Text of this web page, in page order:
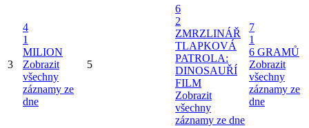
3
4
1
MILION
Zobrazit
všechny
záznamy ze
dne
5
6
2
ZMRZLINÁŘ
TLAPKOVÁ
PATROLA:
DINOSAUŘÍ
FILM
Zobrazit
všechny
záznamy ze dne
7
1
6 GRAMŮ
Zobrazit
všechny
záznamy ze
dne